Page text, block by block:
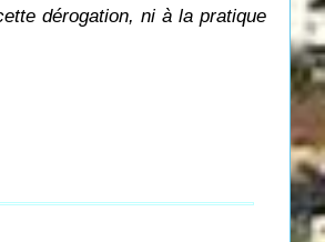
dérogation, ni à la pratique